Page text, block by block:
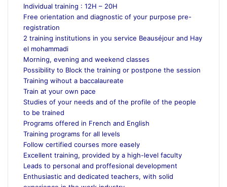
Individual training : 12H – 20H
Free orientation and diagnostic of your purpose pre-
registration
2 training institutions in you service Beauséjour and Hay
el mohammadi
Morning, evening and weekend classes
Possibility to Block the training or postpone the session
Training wihout a baccalaureate
Train at your own pace
Studies of your needs and of the profile of the people
to be trained
Programs offered in French and English
Training programs for all levels
Follow certified courses more easely
Excellent training, provided by a high-level faculty
Leads to personal and proffesional development
Enthusiastic and dedicated teachers, with solid